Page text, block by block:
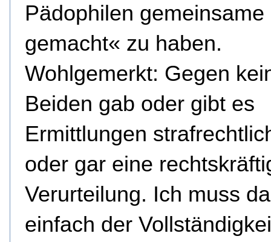
Pädophilen gemeinsame
gemacht« zu haben.
Wohlgemerkt: Gegen
Beiden gab oder gibt es
Ermittlungen
oder gar eine
Verurteilung. Ich muss
einfach der